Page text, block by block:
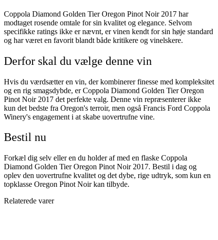
Coppola Diamond Golden Tier Oregon Pinot Noir 2017 har
modtaget rosende omtale for sin kvalitet og elegance. Selvom
specifikke ratings ikke er nævnt, er vinen kendt for sin høje standard
og har været en favorit blandt både kritikere og vinelskere.
Derfor skal du vælge denne vin
Hvis du værdsætter en vin, der kombinerer finesse med kompleksitet
og en rig smagsdybde, er Coppola Diamond Golden Tier Oregon
Pinot Noir 2017 det perfekte valg. Denne vin repræsenterer ikke
kun det bedste fra Oregon's terroir, men også Francis Ford Coppola
Winery's engagement i at skabe uovertrufne vine.
Bestil nu
Forkæl dig selv eller en du holder af med en flaske Coppola
Diamond Golden Tier Oregon Pinot Noir 2017. Bestil i dag og
oplev den uovertrufne kvalitet og det dybe, rige udtryk, som kun en
topklasse Oregon Pinot Noir kan tilbyde.
Relaterede varer